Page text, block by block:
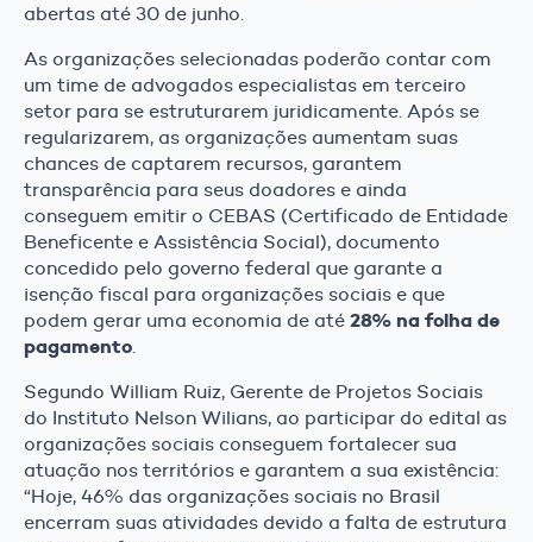
abertas até 30 de junho.
As organizações selecionadas poderão contar com
um time de advogados especialistas em terceiro
setor para se estruturarem juridicamente. Após se
regularizarem, as organizações aumentam suas
chances de captarem recursos, garantem
transparência para seus doadores e ainda
conseguem emitir o CEBAS (Certificado de Entidade
Beneficente e Assistência Social), documento
concedido pelo governo federal que garante a
isenção fiscal para organizações sociais e que
podem gerar uma economia de até 28% na folha de
pagamento.
Segundo William Ruiz, Gerente de Projetos Sociais
do Instituto Nelson Wilians, ao participar do edital as
organizações sociais conseguem fortalecer sua
atuação nos territórios e garantem a sua existência:
“Hoje, 46% das organizações sociais no Brasil
encerram suas atividades devido a falta de estrutura